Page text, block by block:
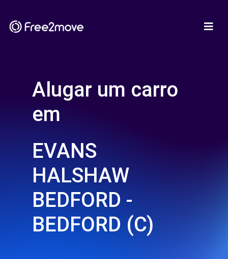
Alugar um carro
em
EVANS
HALSHAW
BEDFORD -
BEDFORD (C)